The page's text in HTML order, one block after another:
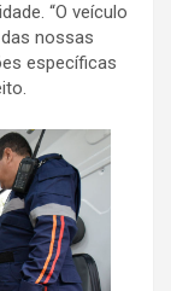
“O veículo
nossas
específicas